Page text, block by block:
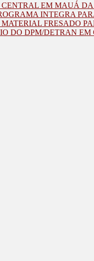
EM MAUÁ DA
INTEGRA
FRESADO
DO DPM/DETRAN EM